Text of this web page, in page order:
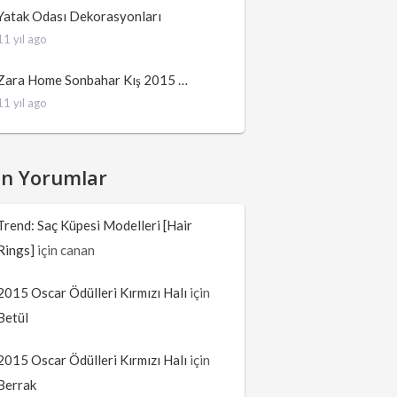
Odası Dekorasyonları
yıl ago
Home Sonbahar Kış 2015 …
yıl ago
Yorumlar
Saç Küpesi Modelleri [Hair
için canan
Oscar Ödülleri Kırmızı Halı için
Oscar Ödülleri Kırmızı Halı için